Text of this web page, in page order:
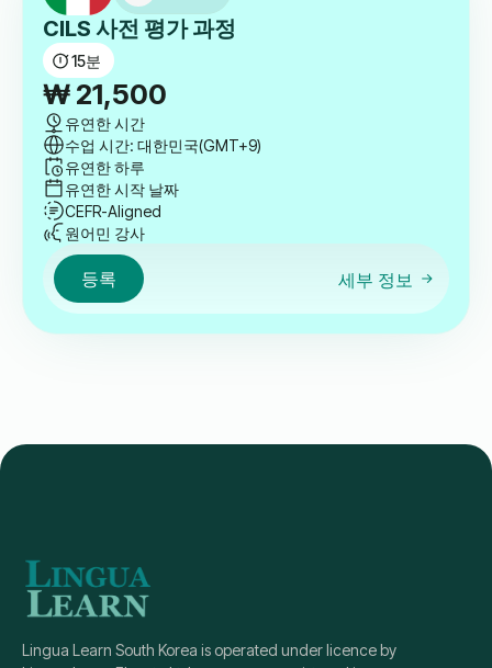
원어민 강사
등록
프라이빗
CILS 사전 평가 과정
15분
₩ 21,500
유연한 시간
수업 시간: 대한민국(GMT+9)